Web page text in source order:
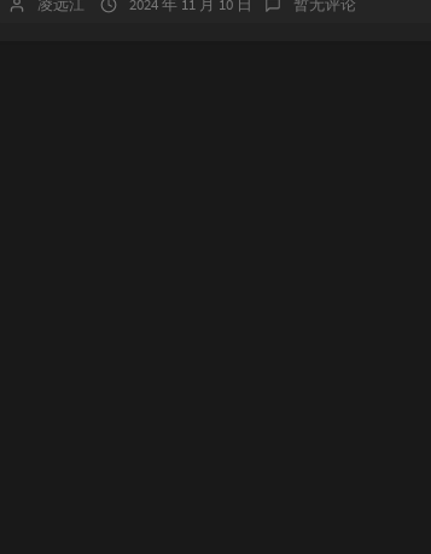
凌远江 2024 年 11 月 10 日 暂无评论